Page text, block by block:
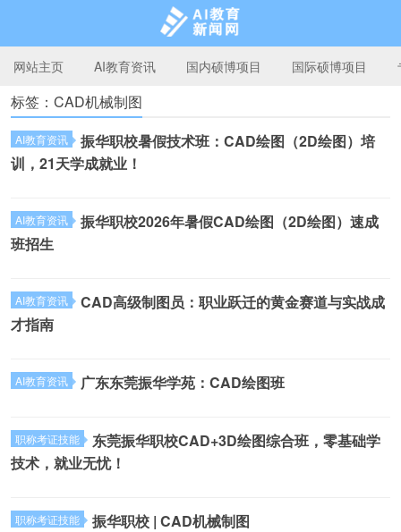
AI教育新闻网
网站主页 AI教育资讯 国内硕博项目 国际硕博项目
标签：CAD机械制图
AI教育资讯
振华职校暑假技术班：CAD绘图（2D绘图）培
训，21天学成就业！
AI教育资讯
振华职校2026年暑假CAD绘图（2D绘图）速成
班招生
AI教育资讯
CAD高级制图员：职业跃迁的黄金赛道与实战成
才指南
AI教育资讯 广东东莞振华学苑：CAD绘图班
职称考证技能
东莞振华职校CAD+3D绘图综合班，零基础学
技术，就业无忧！
职称考证技能 振华职校 | CAD机械制图